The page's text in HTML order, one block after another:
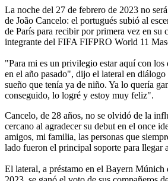
La noche del 27 de febrero de 2023 no
de João Cancelo: el portugués subió al
de París para recibir por primera vez en su
integrante del FIFA FIFPRO World 11
"Para mi es un privilegio estar aquí con los
en el año pasado", dijo el lateral en
sueño que tenía ya de niño. Ya lo quería
conseguido, lo logré y estoy muy feliz".
Cancelo, de 28 años, no se olvidó de la
cercano al agradecer su debut en el once
amigos, mi familia, las personas que
lado fueron el principal soporte para llegar
El lateral, a préstamo en el Bayern Múnich